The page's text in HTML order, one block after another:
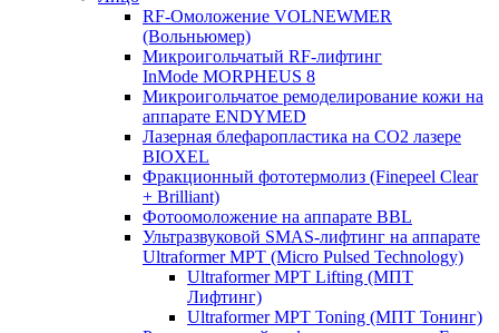
RF-Омоложение VOLNEWMER
(Вольньюмер)
Микроигольчатый RF-лифтинг
InMode MORPHEUS 8
Микроигольчатое ремоделирование кожи на
аппарате ENDYMED
Лазерная блефаропластика на CO2 лазере
BIOXEL
Фракционный фототермолиз (Finepeel Clear
+ Brilliant)
Фотоомоложение на аппарате BBL
Ультразвуковой SMAS-лифтинг на аппарате
Ultraformer MPT (Micro Pulsed Technology)
Ultraformer MPT Lifting (МПТ
Лифтинг)
Ultraformer MPT Toning (МПТ Тонинг)